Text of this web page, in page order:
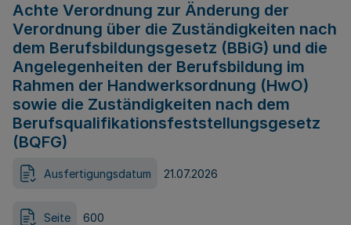
Achte Verordnung zur Änderung der
Verordnung über die Zuständigkeiten nach
dem Berufsbildungsgesetz (BBiG) und die
Angelegenheiten der Berufsbildung im
Rahmen der Handwerksordnung (HwO)
sowie die Zuständigkeiten nach dem
Berufsqualifikationsfeststellungsgesetz
(BQFG)
Ausfertigungsdatum 21.07.2026
Seite 600